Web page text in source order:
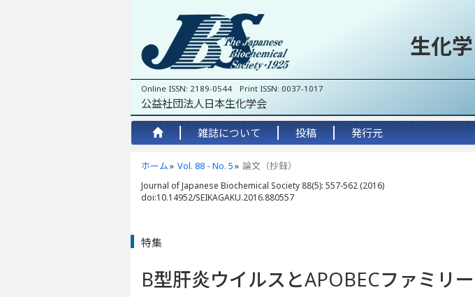
生化学
Online ISSN: 2189-0544 Print ISSN: 0037-1017
公益社団法人日本生化学会
雑誌について 投稿 発行元
ホーム Vol. 88 - No. 5 論文（抄録）
Journal of Japanese Biochemical Society 88(5): 557-562 (2016)
doi:10.14952/SEIKAGAKU.2016.880557
特集
B型肝炎ウイルスとAPOBECファミリー